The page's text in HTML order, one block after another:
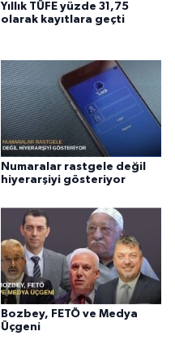
Yıllık TÜFE yüzde 31,75
olarak kayıtlara geçti
Numaralar rastgele değil
hiyerarşiyi gösteriyor
Bozbey, FETÖ ve Medya
Üçgeni